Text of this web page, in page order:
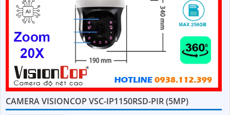
CAMERA VISIONCOP VSC-IP1150RSD-PIR (5MP)